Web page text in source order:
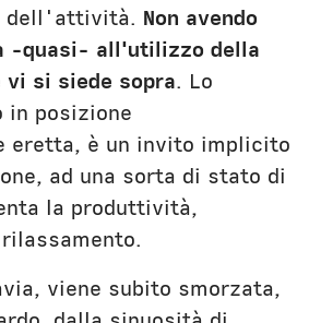
dell'attività. Non avendo
-quasi- all'utilizzo della
vi si siede sopra. Lo
in posizione
eretta, è un invito implicito
ad una sorta di stato di
la produttività,
viene subito smorzata,